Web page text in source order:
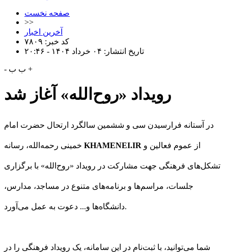
صفحه نخست
>>
آخرین اخبار
کد خبر: ۷۸۰۹
تاریخ انتشار: ۰۴ خرداد ۱۴۰۴ - ۲۰:۴۶
- ب ب +
رویداد «روح‌الله» آغاز شد
در آستانه فرارسیدن سی و ششمین سالگرد ارتحال حضرت امام
KHAMENEI.IR از عموم فعالین و
تشکل‌های فرهنگی جهت مشارکت در رویداد «روح‌الله» با برگزاری
جلسات، مراسم‌ها و برنامه‌های متنوع در مساجد، مدارس،
دانشگاه‌ها و... دعوت به عمل می‌آورد.
شما می‌توانید، با ثبت‌نام در این سامانه، یک رویداد فرهنگی را در